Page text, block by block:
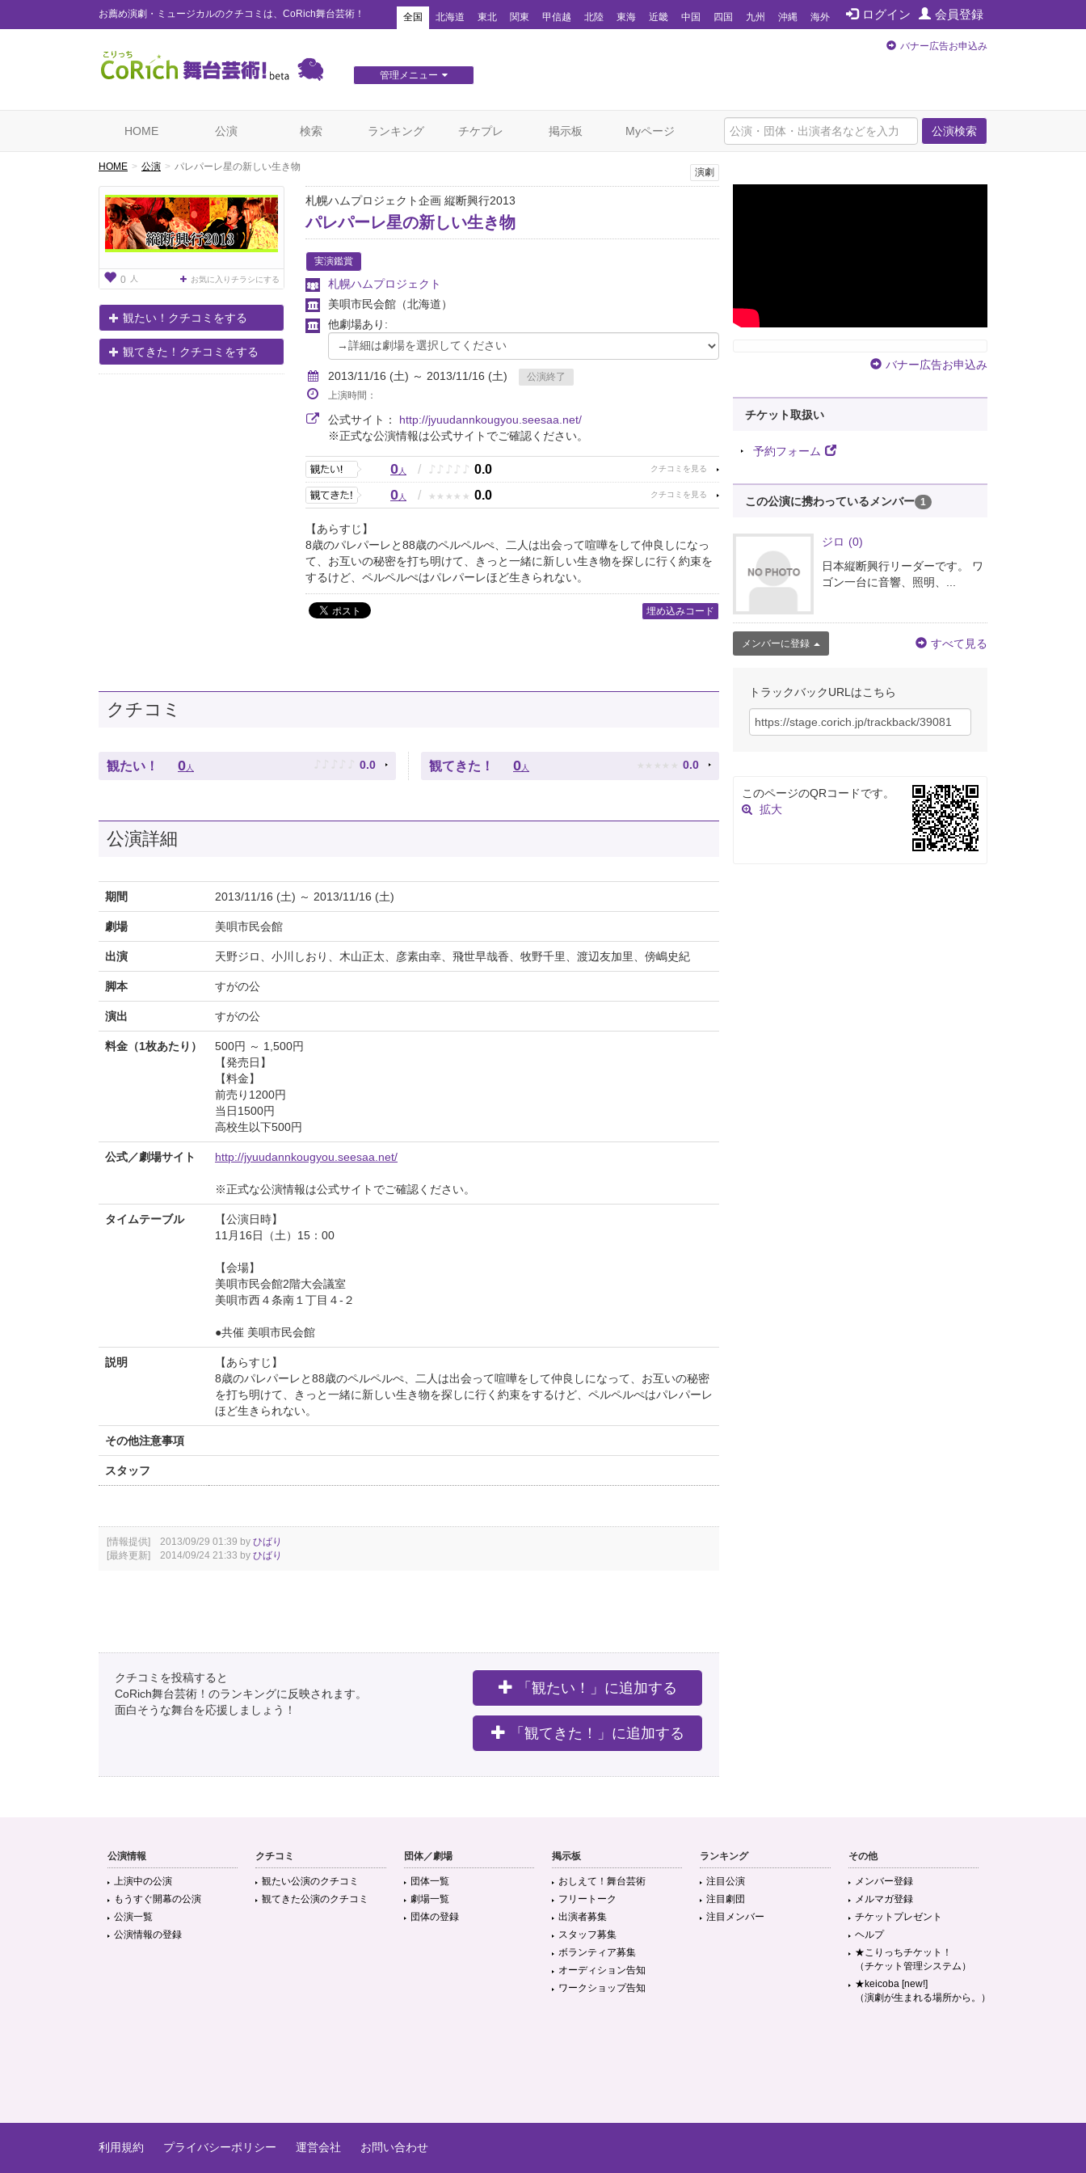
お薦め演劇・ミュージカルのクチコミは、CoRich舞台芸術！ ログイン 会員登録
全国 北海道 東北 関東 甲信越 北陸 東海 近畿 中国 四国 九州 沖縄 海外
管理メニュー
バナー広告お申込み
公演検索
HOME 公演 検索 ランキング チケプレ 掲示板 Myページ
HOME 公演 パレパーレ星の新しい生き物
0 人 お気に入りチラシにする
観たい！クチコミをする
観てきた！クチコミをする
演劇
札幌ハムプロジェクト企画 縦断興行2013
パレパーレ星の新しい生き物
実演鑑賞
札幌ハムプロジェクト
美唄市民会館 （北海道）
他劇場あり:
2013/11/16 (土) ～ 2013/11/16 (土)
公演終了
上演時間：
公式サイト： http://jyuudannkougyou.seesaa.net/
※正式な公演情報は公式サイトでご確認ください。
0人 / ♪ ♪ ♪ ♪ ♪ 0.0
0人 / ★ ★ ★ ★ ★ 0.0
【あらすじ】
8歳のパレパーレと88歳のペルペルぺ、二人は出会って喧嘩をして仲良しになっ
て、お互いの秘密を打ち明けて、きっと一緒に新しい生き物を探しに行く約束を
するけど、ペルペルぺはパレパーレほど生きられない。
埋め込みコード
クチコミ
観たい！ 0 人 ♪ ♪ ♪ ♪ ♪ 0.0 観てきた！ 0 人 ★ ★ ★ ★ ★ 0.0
公演詳細
期間 2013/11/16 (土) ～ 2013/11/16 (土)
劇場 美唄市民会館
出演 天野ジロ、小川しおり、木山正太、彦素由幸、飛世早哉香、牧野千里、渡辺友加里、傍嶋史紀
脚本 すがの公
演出 すがの公
料金（1枚あたり）
500円 ～ 1,500円
【発売日】
【料金】
前売り1200円
当日1500円
高校生以下500円
公式／劇場サイト http://jyuudannkougyou.seesaa.net/
※正式な公演情報は公式サイトでご確認ください。
タイムテーブル
【公演日時】
11月16日（土）15：00
【会場】
美唄市民会館2階大会議室
美唄市西４条南１丁目４-２
●共催 美唄市民会館
説明
【あらすじ】
8歳のパレパーレと88歳のペルペルぺ、二人は出会って喧嘩をして仲良しになって、お互いの秘密
を打ち明けて、きっと一緒に新しい生き物を探しに行く約束をするけど、ペルペルぺはパレパーレ
ほど生きられない。
その他注意事項
スタッフ
[情報提供] 2013/09/29 01:39 by ひばり
[最終更新] 2014/09/24 21:33 by ひばり
クチコミを投稿すると
CoRich舞台芸術！のランキングに反映されます。
面白そうな舞台を応援しましょう！
「観たい！」に追加する
「観てきた！」に追加する
バナー広告お申込み
チケット取扱い
予約フォーム
この公演に携わっているメンバー 1
ジロ (0)
日本縦断興行リーダーです。 ワ
ゴン一台に音響、照明、...
メンバーに登録 すべて見る
トラックバックURLはこちら
このページのQRコードです。
拡大
公演情報
上演中の公演
もうすぐ開幕の公演
公演一覧
公演情報の登録
クチコミ
観たい公演のクチコミ
観てきた公演のクチコミ
団体／劇場
団体一覧
劇場一覧
団体の登録
掲示板
おしえて！舞台芸術
フリートーク
出演者募集
スタッフ募集
ボランティア募集
オーディション告知
ワークショップ告知
ランキング
注目公演
注目劇団
注目メンバー
その他
メンバー登録
メルマガ登録
チケットプレゼント
ヘルプ
★こりっちチケット！
（チケット管理システム）
★keicoba [new!]
（演劇が生まれる場所から。）
利用規約 プライバシーポリシー 運営会社 お問い合わせ